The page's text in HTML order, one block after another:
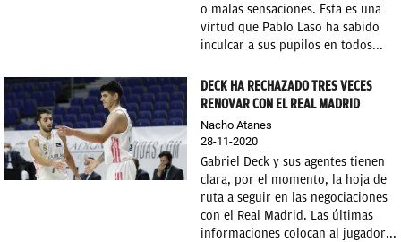
o malas sensaciones. Esta es una
virtud que Pablo Laso ha sabido
inculcar a sus pupilos en todos...
DECK HA RECHAZADO TRES VECES
RENOVAR CON EL REAL MADRID
Nacho Atanes
28-11-2020
Gabriel Deck y sus agentes tienen
clara, por el momento, la hoja de
ruta a seguir en las negociaciones
con el Real Madrid. Las últimas
informaciones colocan al jugador...